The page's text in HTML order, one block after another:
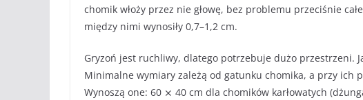
chomik włoży przez nie głowę, bez problemu przeciśnie
między nimi wynosiły 0,7–1,2 cm.
Gryzoń jest ruchliwy, dlatego potrzebuje dużo przestrzeni.
Minimalne wymiary zależą od gatunku chomika, a przy ich
Wynoszą one: 60 ⨯ 40 cm dla chomików karłowatych